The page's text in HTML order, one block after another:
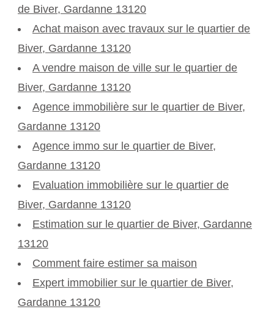
de Biver, Gardanne 13120
Achat maison avec travaux sur le quartier de
Biver, Gardanne 13120
A vendre maison de ville sur le quartier de
Biver, Gardanne 13120
Agence immobilière sur le quartier de Biver,
Gardanne 13120
Agence immo sur le quartier de Biver,
Gardanne 13120
Evaluation immobilière sur le quartier de
Biver, Gardanne 13120
Estimation sur le quartier de Biver, Gardanne
13120
Comment faire estimer sa maison
Expert immobilier sur le quartier de Biver,
Gardanne 13120